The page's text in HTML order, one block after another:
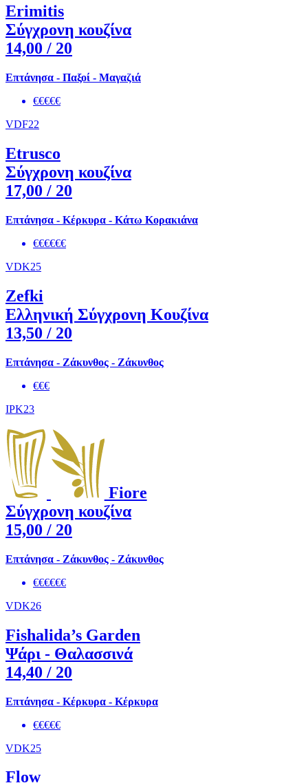
Erimitis
Σύγχρονη κουζίνα
14,00 / 20
Επτάνησα - Παξοί - Μαγαζιά
€€€€€
VDF22
Etrusco
Σύγχρονη κουζίνα
17,00 / 20
Επτάνησα - Κέρκυρα - Κάτω Κορακιάνα
€€€€€€
VDK25
Zefki
Ελληνική Σύγχρονη Κουζίνα
13,50 / 20
Επτάνησα - Ζάκυνθος - Ζάκυνθος
€€€
IPK23
Fiore
Σύγχρονη κουζίνα
15,00 / 20
Επτάνησα - Ζάκυνθος - Ζάκυνθος
€€€€€€
VDK26
Fishalida’s Garden
Ψάρι - Θαλασσινά
14,40 / 20
Επτάνησα - Κέρκυρα - Κέρκυρα
€€€€€
VDK25
Flow